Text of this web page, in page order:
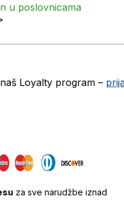
u poslovnicama
Loyalty program –
za sve narudžbe iznad